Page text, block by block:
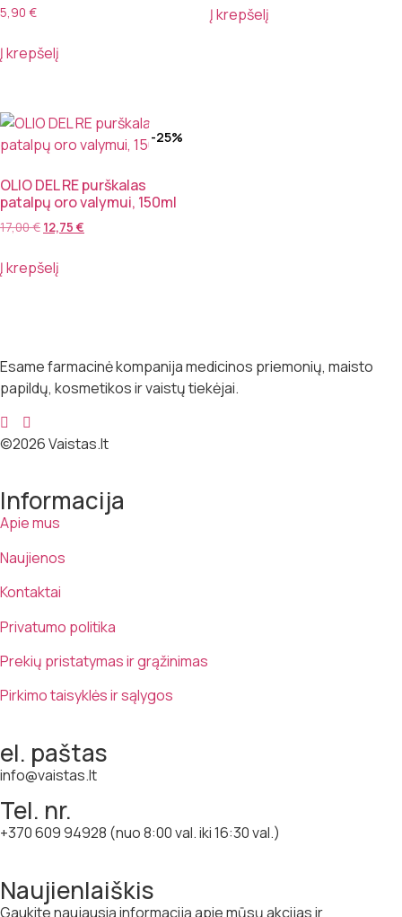
5,90 €
Į krepšelį
Į krepšelį
-25%
OLIO DEL RE purškalas
patalpų oro valymui, 150ml
17,00€ 12,75 €
Į krepšelį
Esame farmacinė kompanija medicinos priemonių, maisto
papildų, kosmetikos ir vaistų tiekėjai.
©2026 Vaistas.lt
Informacija
Apie mus
Naujienos
Kontaktai
Privatumo politika
Prekių pristatymas ir grąžinimas
Pirkimo taisyklės ir sąlygos
el. paštas
info@vaistas.lt
Tel. nr.
+370 609 94928 (nuo 8:00 val. iki 16:30 val.)
Naujienlaiškis
Gaukite naujausią informaciją apie mūsų akcijas ir